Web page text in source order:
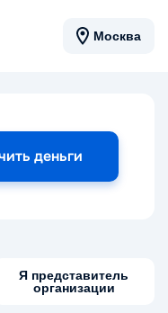
Москва
деньги
Я представитель
организации